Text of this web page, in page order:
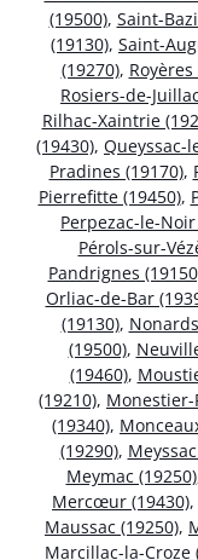
(19500), Saint-
(19130), Saint-
(19270), Royères
Rosiers-de-
Rilhac-Xaintrie
(19430), Queyssac-
Pradines (19170),
Pierrefitte (19450),
Perpezac-le-
Pérols-sur-
Pandrignes
Orliac-de-Bar
(19130),
(19500),
(19460),
(19210), Monestier-
(19340),
(19290),
Meymac (19250)
Mercœur (19430),
Maussac (19250),
Marcillac-la-Croze